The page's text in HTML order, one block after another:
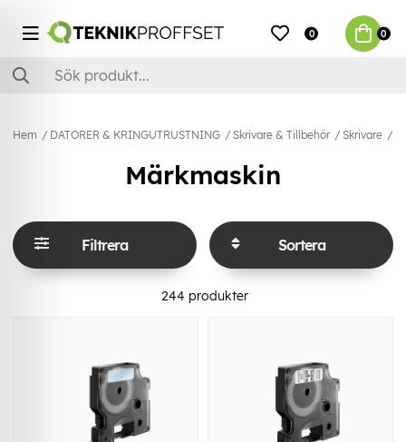
0 0
Hem DATORER & KRINGUTRUSTNING Skrivare & Tillbehör Skrivare
Märkmaskin
Filtrera Sortera
244 produkter